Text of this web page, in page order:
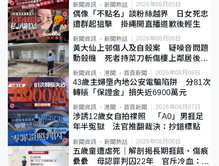
新聞資訊 新聞熱話 2026年08月05日
偶像「不點名」談粉絲越界 日女死忠
遭群起狙擊 掛繩開直播道歉後輕生
新聞資訊 新聞熱話 2026年08月06日
黃大仙上邨傷人及自殺案 疑噪音問題
動殺機 死者持菜刀斬傷樓上鄰居後墮
斃
新聞資訊 港聞 首頁新聞 2026年08月08日
43歲主婦墮內地公安電騙陷阱 分81次
轉賬「保證金」損失近6900萬元
新聞資訊 港聞 首頁新聞 2026年08月07日
涉誘12歲女自拍祼照 「A0」男捱足
年半冤獄 法官推翻裁決：抄錯標點
新聞資訊 新聞熱話 2026年08月06日
五歲童遭虐死｜解剖揭長期捱餓、傷痕
纍纍 母認罪判囚22年 官斥冷血：同